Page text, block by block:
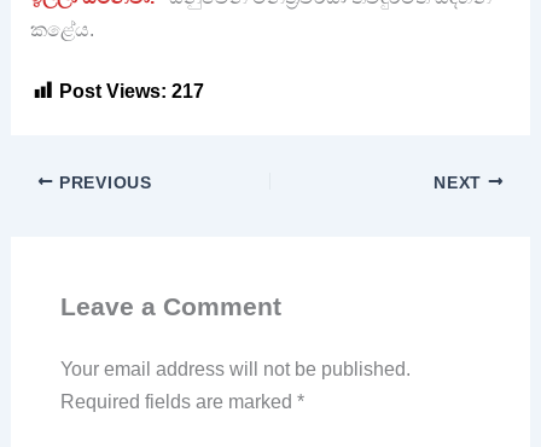
කළේය.
Post Views: 217
PREVIOUS NEXT
Leave a Comment
Your email address will not be published.
Required fields are marked *